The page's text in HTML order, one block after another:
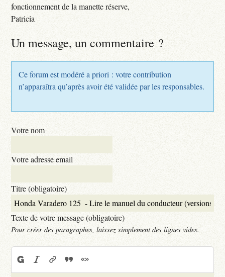
fonctionnement de la manette réserve,
Patricia
Un message, un commentaire ?
Ce forum est modéré a priori : votre contribution
n’apparaîtra qu’après avoir été validée par les responsables.
Votre nom
Votre adresse email
Titre (obligatoire)
Texte de votre message (obligatoire)
Pour créer des paragraphes, laissez simplement des lignes vides.